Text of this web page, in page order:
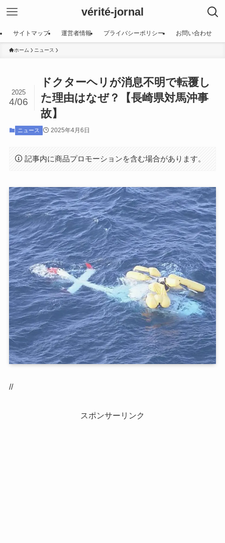
vérité-jornal
サイトマップ 運営者情報 プライバシーポリシー お問い合わせ
ホーム ニュース
ドクターヘリが消息不明で転覆し
た理由はなぜ？【長崎県対馬沖事
故】
2025
4/06
ニュース 2025年4月6日
記事内に商品プロモーションを含む場合があります。
//
スポンサーリンク